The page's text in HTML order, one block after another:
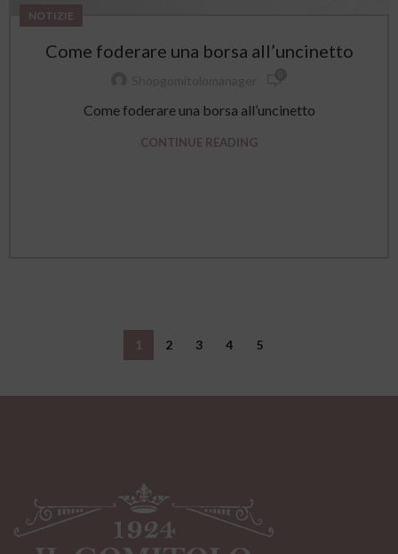
NOTIZIE
Come foderare una borsa all’uncinetto
Come foderare una borsa all’uncinetto
CONTINUE READING
1 2 3 4 5